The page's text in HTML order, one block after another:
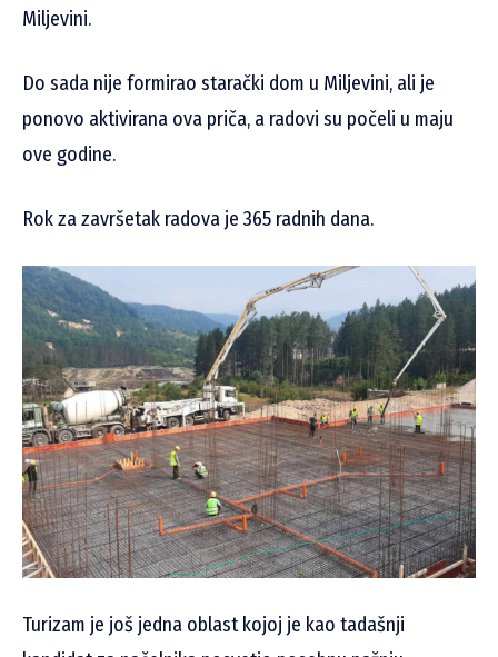
Miljevini.
Do sada nije formirao starački dom u Miljevini, ali je
ponovo aktivirana ova priča, a radovi su počeli u maju
ove godine.
Rok za završetak radova je 365 radnih dana.
Turizam je još jedna oblast kojoj je kao tadašnji